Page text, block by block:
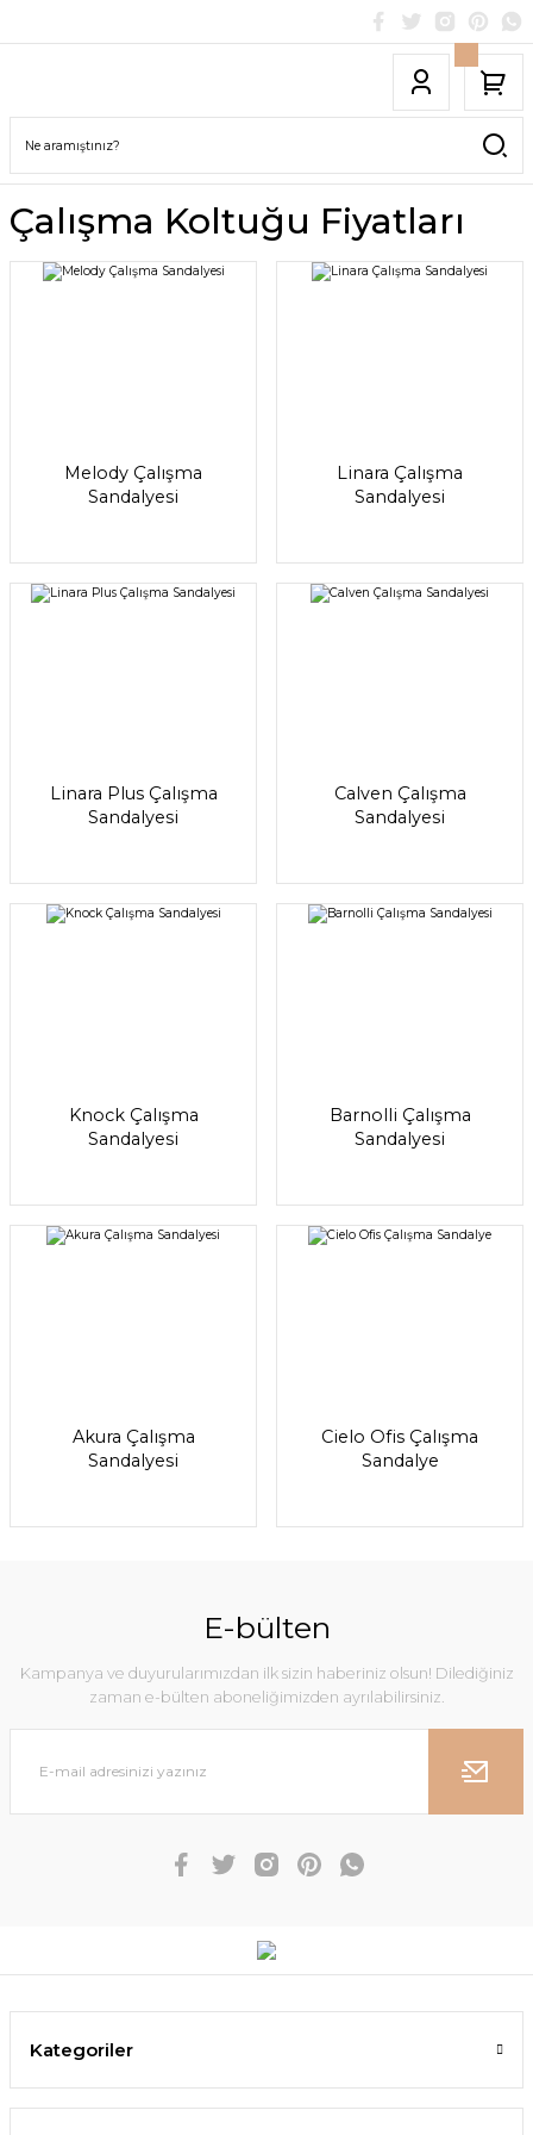
Çalışma Koltuğu Fiyatları
Melody Çalışma
Sandalyesi
Linara Çalışma
Sandalyesi
Linara Plus Çalışma
Sandalyesi
Calven Çalışma
Sandalyesi
Knock Çalışma
Sandalyesi
Barnolli Çalışma
Sandalyesi
Akura Çalışma
Sandalyesi
Cielo Ofis Çalışma
Sandalye
E-bülten
Kampanya ve duyurularımızdan ilk sizin haberiniz olsun! Dilediğiniz
zaman e-bülten aboneliğimizden ayrılabilirsiniz.
Kategoriler